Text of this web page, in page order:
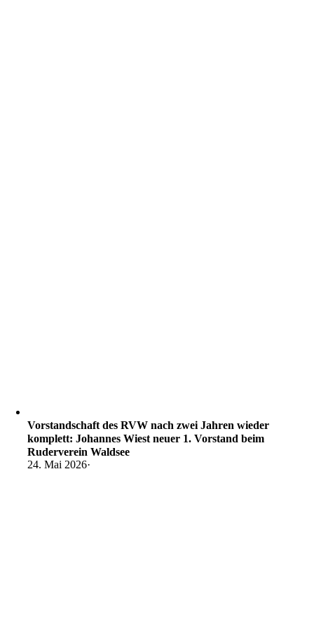
Vorstandschaft des RVW nach zwei Jahren wieder
komplett: Johannes Wiest neuer 1. Vorstand beim
Ruderverein Waldsee
24. Mai 2026·